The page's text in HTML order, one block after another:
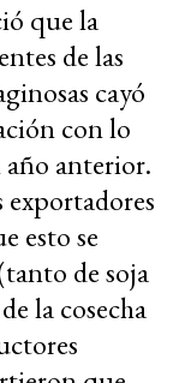
que la
de las
cayó
con lo
anterior.
exportadores
esto se
de soja
la cosecha